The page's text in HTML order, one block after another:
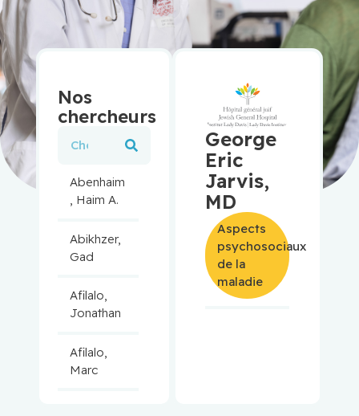
Nos
chercheurs
Abenhaim
, Haim A.
Abikhzer,
Gad
Afilalo,
Jonathan
Afilalo,
Marc
George
Eric
Jarvis,
MD
Aspects
psychosociaux
de la
maladie